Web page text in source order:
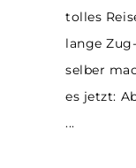
tolles
lange
selber
es jetzt: